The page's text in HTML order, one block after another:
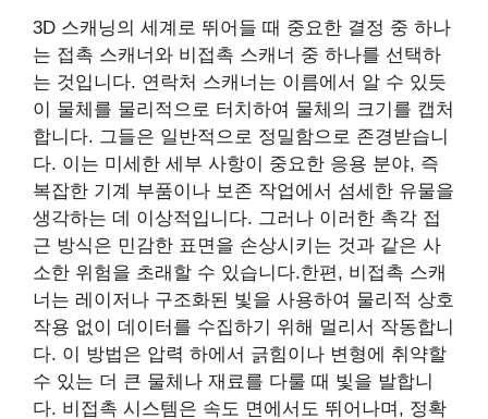
3D 스캐닝의 세계로 뛰어들 때 중요한 결정 중 하나
는 접촉 스캐너와 비접촉 스캐너 중 하나를 선택하
는 것입니다. 연락처 스캐너는 이름에서 알 수 있듯
이 물체를 물리적으로 터치하여 물체의 크기를 캡처
합니다. 그들은 일반적으로 정밀함으로 존경받습니
다. 이는 미세한 세부 사항이 중요한 응용 분야, 즉
복잡한 기계 부품이나 보존 작업에서 섬세한 유물을
생각하는 데 이상적입니다. 그러나 이러한 촉각 접
근 방식은 민감한 표면을 손상시키는 것과 같은 사
소한 위험을 초래할 수 있습니다.한편, 비접촉 스캐
너는 레이저나 구조화된 빛을 사용하여 물리적 상호
작용 없이 데이터를 수집하기 위해 멀리서 작동합니
다. 이 방법은 압력 하에서 긁힘이나 변형에 취약할
수 있는 더 큰 물체나 재료를 다룰 때 빛을 발합니
다. 비접촉 시스템은 속도 면에서도 뛰어나며, 정확